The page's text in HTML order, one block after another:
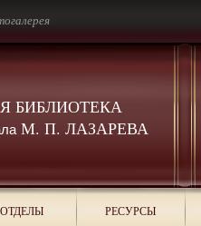
БИБЛИОТЕКА
М. П. ЛАЗАРЕВА
ОТДЕЛЫ РЕСУРСЫ